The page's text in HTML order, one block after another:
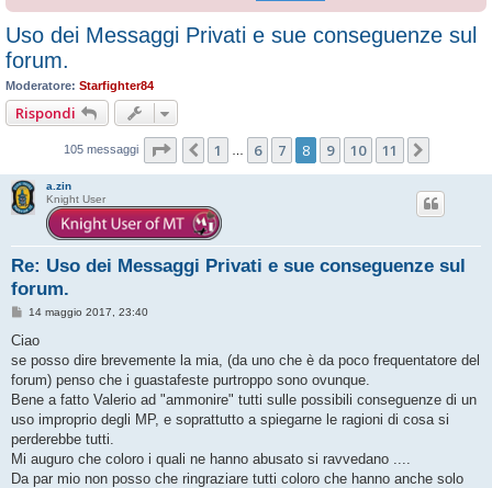
Uso dei Messaggi Privati e sue conseguenze sul
forum.
Moderatore: Starfighter84
Rispondi
105 messaggi Pagina 11
Precedente
1 6 7 8 9 10 11
a.zin
Knight User
Re: Uso dei Messaggi Privati e sue conseguenze sul
forum.
M
s
a
g
i
o
14 maggio 2017, 23:40
Ciao
se posso dire brevemente la mia, (da uno che è da poco frequentatore del
forum) penso che i guastafeste purtroppo sono ovunque.
Bene a fatto Valerio ad "ammonire" tutti sulle possibili conseguenze di un
uso improprio degli MP, e soprattutto a spiegarne le ragioni di cosa si
perderebbe tutti.
Mi auguro che coloro i quali ne hanno abusato si ravvedano ....
Da par mio non posso che ringraziare tutti coloro che hanno anche solo